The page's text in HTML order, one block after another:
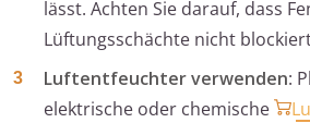
lässt. Achten Sie darauf, dass
Lüftungsschächte nicht
Luftentfeuchter verwenden:
elektrische oder chemische